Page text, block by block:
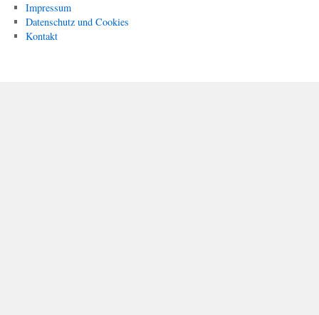
Impressum
Datenschutz und Cookies
Kontakt